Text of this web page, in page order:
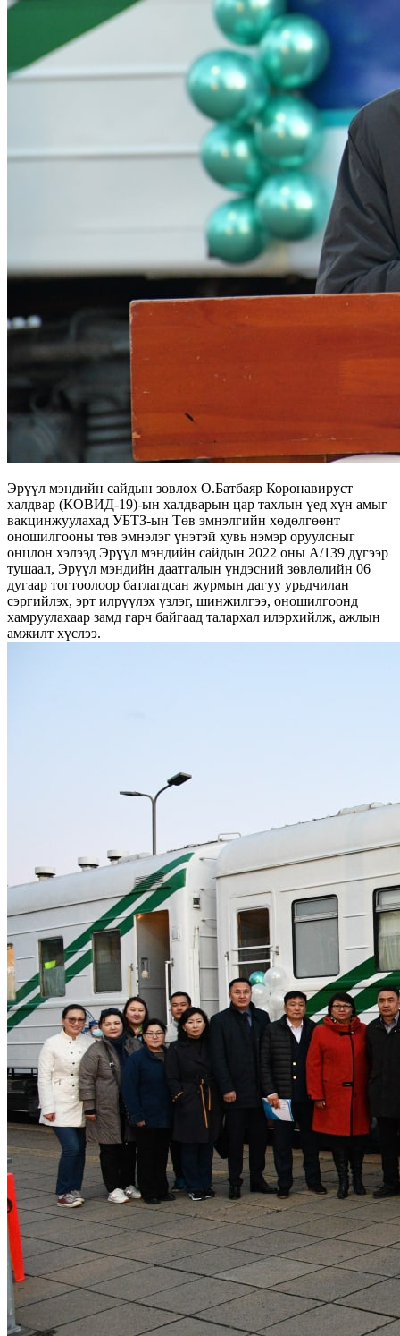
Эрүүл мэндийн сайдын зөвлөх О.Батбаяр Коронавируст
халдвар (КОВИД-19)-ын халдварын цар тахлын үед хүн амыг
вакцинжуулахад УБТЗ-ын Төв эмнэлгийн хөдөлгөөнт
оношилгооны төв эмнэлэг үнэтэй хувь нэмэр оруулсныг
онцлон хэлээд Эрүүл мэндийн сайдын 2022 оны А/139 дүгээр
тушаал, Эрүүл мэндийн даатгалын үндэсний зөвлөлийн 06
дугаар тогтоолоор батлагдсан журмын дагуу урьдчилан
сэргийлэх, эрт илрүүлэх үзлэг, шинжилгээ, оношилгоонд
хамруулахаар замд гарч байгаад талархал илэрхийлж, ажлын
амжилт хүслээ.